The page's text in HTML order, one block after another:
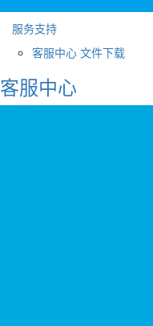
服务支持
客服中心 文件下载
客服中心